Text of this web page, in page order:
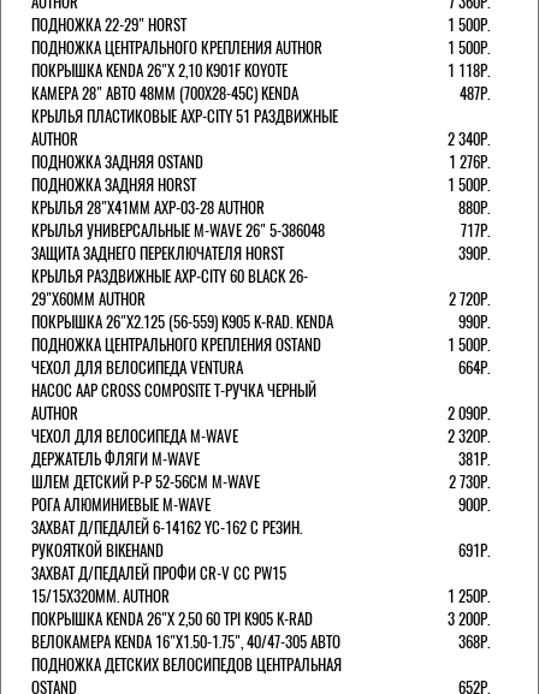
ПОДНОЖКА 22-29" HORST
1 500Р.
ПОДНОЖКА ЦЕНТРАЛЬНОГО КРЕПЛЕНИЯ AUTHOR
1 500Р.
ПОКРЫШКА KENDA 26"Х 2,10 K901F KOYOTE
1 118Р.
КАМЕРА 28" АВТО 48ММ (700Х28-45С) KENDA
487Р.
КРЫЛЬЯ ПЛАСТИКОВЫЕ AXP-CITY 51 РАЗДВИЖНЫЕ
AUTHOR
2 340Р.
ПОДНОЖКА ЗАДНЯЯ OSTAND
1 276Р.
ПОДНОЖКА ЗАДНЯЯ HORST
1 500Р.
КРЫЛЬЯ 28"Х41ММ AXP-03-28 AUTHOR
880Р.
КРЫЛЬЯ УНИВЕРСАЛЬНЫЕ M-WAVE 26" 5-386048
717Р.
ЗАЩИТА ЗАДНЕГО ПЕРЕКЛЮЧАТЕЛЯ HORST
390Р.
КРЫЛЬЯ РАЗДВИЖНЫЕ AXP-CITY 60 BLACK 26-
29"Х60ММ AUTHOR
2 720Р.
ПОКРЫШКА 26"Х2.125 (56-559) K905 K-RAD. KENDA
990Р.
ПОДНОЖКА ЦЕНТРАЛЬНОГО КРЕПЛЕНИЯ OSTAND
1 500Р.
ЧЕХОЛ ДЛЯ ВЕЛОСИПЕДА VENTURA
664Р.
НАСОС AAP CROSS COMPOSITE Т-РУЧКА ЧЕРНЫЙ
AUTHOR
2 090Р.
ЧЕХОЛ ДЛЯ ВЕЛОСИПЕДА M-WAVE
2 320Р.
ДЕРЖАТЕЛЬ ФЛЯГИ M-WAVE
381Р.
ШЛЕМ ДЕТСКИЙ Р-Р 52-56СМ M-WAVE
2 730Р.
РОГА АЛЮМИНИЕВЫЕ M-WAVE
900Р.
ЗАХВАТ Д/ПЕДАЛЕЙ 6-14162 YC-162 С РЕЗИН.
РУКОЯТКОЙ BIKEHAND
691Р.
ЗАХВАТ Д/ПЕДАЛЕЙ ПРОФИ CR-V CC PW15
15/15X320ММ. AUTHOR
1 250Р.
ПОКРЫШКА KENDA 26"Х 2,50 60 TPI K905 K-RAD
3 200Р.
ВЕЛОКАМЕРА KENDA 16"Х1.50-1.75", 40/47-305 АВТО
368Р.
ПОДНОЖКА ДЕТСКИХ ВЕЛОСИПЕДОВ ЦЕНТРАЛЬНАЯ
OSTAND
652Р.